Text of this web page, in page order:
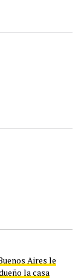
Aires le
la casa